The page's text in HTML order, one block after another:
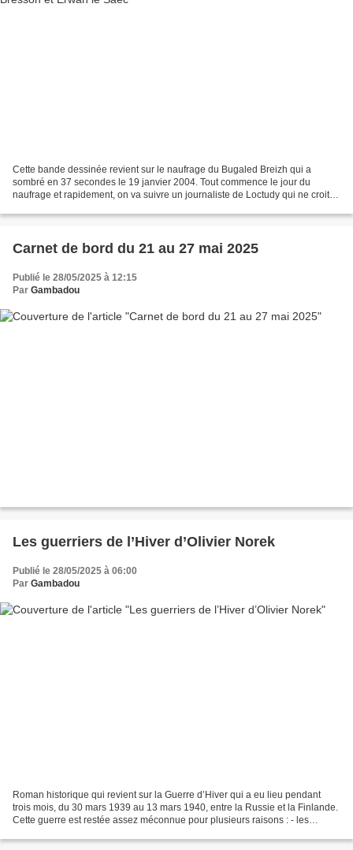
Cette bande dessinée revient sur le naufrage du Bugaled Breizh qui a
sombré en 37 secondes le 19 janvier 2004. Tout commence le jour du
naufrage et rapidement, on va suivre un journaliste de Loctudy qui ne croit
Carnet de bord du 21 au 27 mai 2025
Publié le 28/05/2025 à 12:15
Par Gambadou
Les guerriers de l’Hiver d’Olivier Norek
Publié le 28/05/2025 à 06:00
Par Gambadou
Roman historique qui revient sur la Guerre d’Hiver qui a eu lieu pendant
trois mois, du 30 mars 1939 au 13 mars 1940, entre la Russie et la Finlande.
Cette guerre est restée assez méconnue pour plusieurs raisons : - les